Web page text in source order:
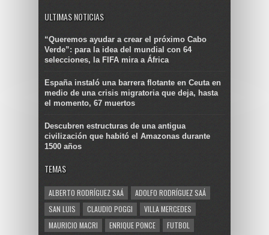
ULTIMAS NOTICIAS
“Queremos ayudar a crear el próximo Cabo
Verde”: para la idea del mundial con 64
selecciones, la FIFA mira a África
España instaló una barrera flotante en Ceuta en
medio de una crisis migratoria que deja, hasta
el momento, 67 muertos
Descubren estructuras de una antigua
civilización que habitó el Amazonas durante
1500 años
TEMAS
ALBERTO RODRÍGUEZ SAÁ
ADOLFO RODRÍGUEZ SAÁ
SAN LUIS
CLAUDIO POGGI
VILLA MERCEDES
MAURICIO MACRI
ENRIQUE PONCE
FUTBOL